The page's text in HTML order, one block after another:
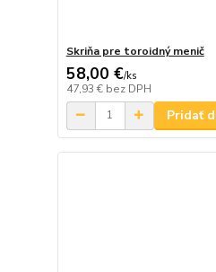
Skriňa pre toroidný menič
58,00 €/ks
47,93 € bez DPH
Pridať